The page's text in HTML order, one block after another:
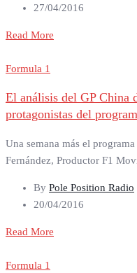
27/04/2016
Read More
Formula 1
El análisis del GP China
protagonistas del
Una semana más el
Fernández, Productor F1
By Pole Position Radio
20/04/2016
Read More
Formula 1